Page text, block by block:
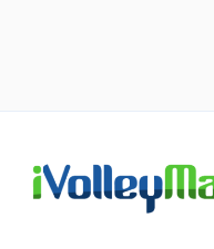
content